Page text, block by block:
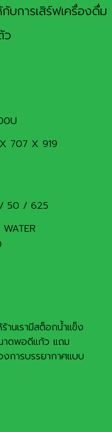
บการเสิร์ฟเครื่องดื่ม
ว
707 X 919
50 / 625
านเรามีสต็อกน้ำแข็ง
าดพอดีแก้ว แถม
งการบรรยากาศแบบ